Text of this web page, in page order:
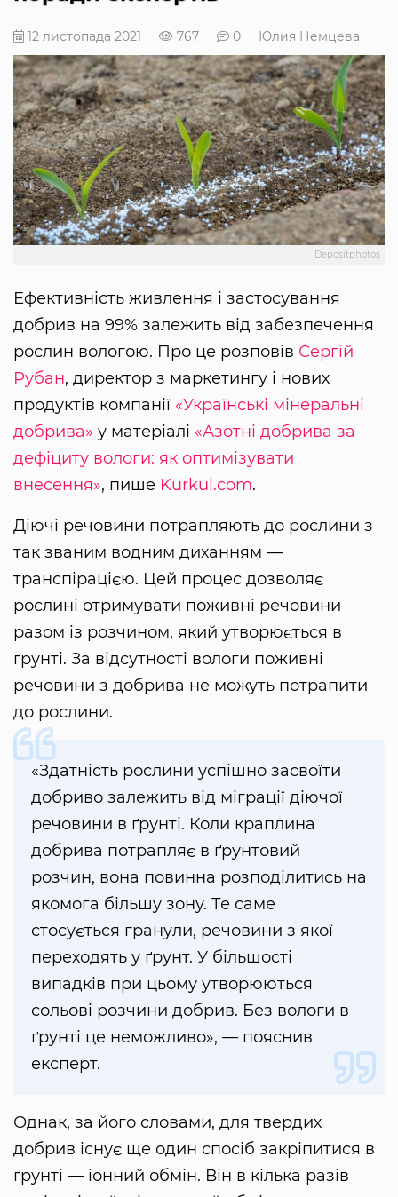
12 листопада 2021 767 0 Юлия Немцева
Depositphotos
Ефективність живлення і застосування
добрив на 99% залежить від забезпечення
рослин вологою. Про це розповів Сергій
Рубан, директор з маркетингу і нових
продуктів компанії «Українські мінеральні
добрива» у матеріалі «Азотні добрива за
дефіциту вологи: як оптимізувати
внесення», пише Kurkul.com.
Діючі речовини потрапляють до рослини з
так званим водним диханням —
транспірацією. Цей процес дозволяє
рослині отримувати поживні речовини
разом із розчином, який утворюється в
ґрунті. За відсутності вологи поживні
речовини з добрива не можуть потрапити
до рослини.
«Здатність рослини успішно засвоїти
добриво залежить від міграції діючої
речовини в ґрунті. Коли краплина
добрива потрапляє в ґрунтовий
розчин, вона повинна розподілитись на
якомога більшу зону. Те саме
стосується гранули, речовини з якої
переходять у ґрунт. У більшості
випадків при цьому утворюються
сольові розчини добрив. Без вологи в
ґрунті це неможливо», — пояснив
експерт.
Однак, за його словами, для твердих
добрив існує ще один спосіб закріпитися в
ґрунті — іонний обмін. Він в кілька разів